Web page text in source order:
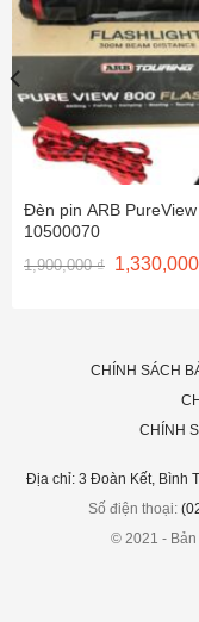
Đèn pin ARB
10500070
1,900,000₫ Giá
gốc
1,330,000
CHÍNH SÁCH
CHÍNH
Địa chỉ: 3 Đoàn Kết, Bình
Số điện thoại:
© 2021 - Bản